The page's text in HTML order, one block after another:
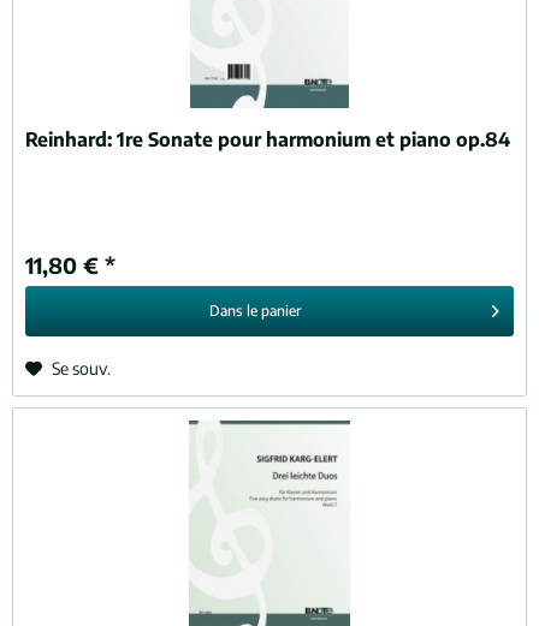
Reinhard:1re Sonate pour harmonium et piano op.84
11,80 € *
Dans le panier
Se souv.